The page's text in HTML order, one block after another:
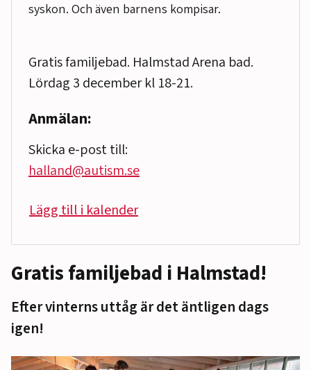
Gratis familjebad i Halmstad!
Efter vinterns uttåg är det äntligen dags
igen!
syskon. Och även barnens kompisar.
Gratis familjebad. Halmstad Arena bad.
Lördag 3 december kl 18-21.
Anmälan:
Skicka e-post till:
halland@autism.se
Lägg till i kalender